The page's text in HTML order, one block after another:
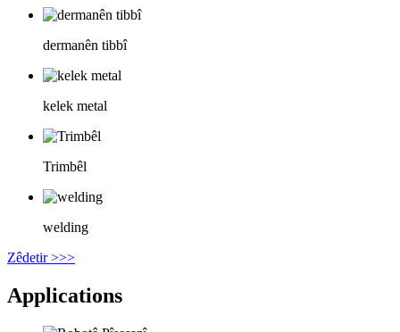
dermanên tibbî
kelek metal
Trimbêl
welding
Zêdetir >>>
Applications